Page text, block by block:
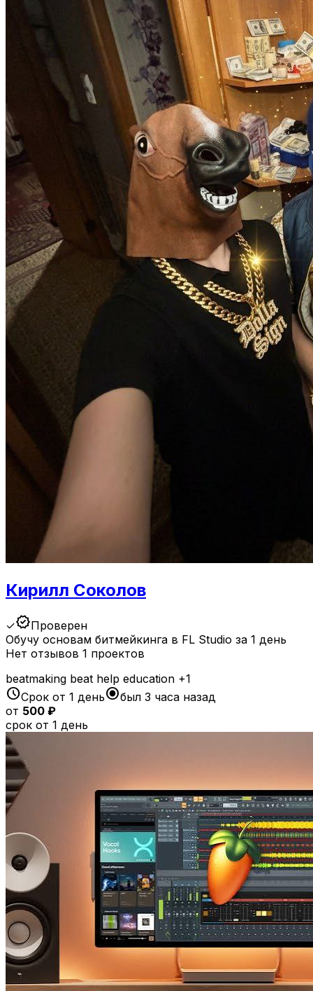
Кирилл Соколов
✓verifiedПроверен
Обучу основам битмейкинга в FL Studio за 1 день
Нет отзывов 1 проектов
beatmaking beat help education +1
scheduleСрок от 1 деньradio_button_checkedбыл 3 часа назад
от 500 ₽
срок от 1 день